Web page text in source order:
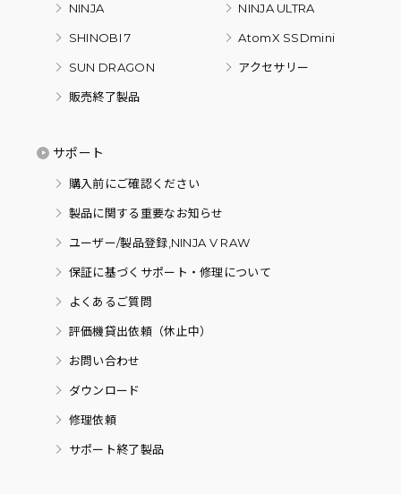
NINJA NINJA ULTRA
SHINOBI 7 AtomX SSDmini
SUN DRAGON アクセサリー
販売終了製品
サポート
購入前にご確認ください
製品に関する重要なお知らせ
ユーザー/製品登録,NINJA V RAW
保証に基づくサポート・修理について
よくあるご質問
評価機貸出依頼（休止中）
お問い合わせ
ダウンロード
修理依頼
サポート終了製品